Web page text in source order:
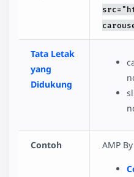
Tata Letak
yang
Didukung
Contoh AMP